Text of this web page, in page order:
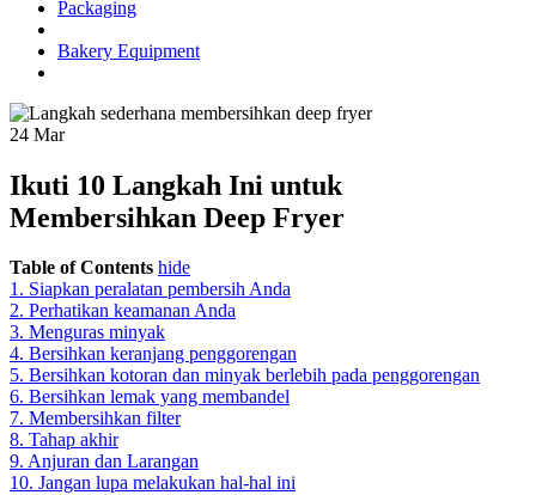
Packaging
Bakery Equipment
24 Mar
Ikuti 10 Langkah Ini untuk
Membersihkan Deep Fryer
Table of Contents hide
1. Siapkan peralatan pembersih Anda
2. Perhatikan keamanan Anda
3. Menguras minyak
4. Bersihkan keranjang penggorengan
5. Bersihkan kotoran dan minyak berlebih pada penggorengan
6. Bersihkan lemak yang membandel
7. Membersihkan filter
8. Tahap akhir
9. Anjuran dan Larangan
10. Jangan lupa melakukan hal-hal ini